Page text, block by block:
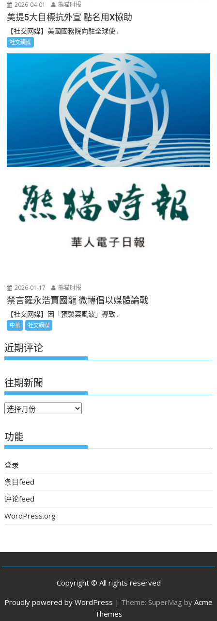
2026-04-01 熊猫时报
美提5大目標抗外宣 點名用X協助
【社交网媒】美國國務院向駐全球使...
社交網媒
2026-01-17 熊猫时报
禁言羅永浩賈國龍 微博倡以媒體論戰
【社交网媒】因「預製菜風波」導致...
中華 社交網媒
近期评论
往期新聞
往
新
聞
功能
登录
条目feed
评论feed
WordPress.org
Copyright © All rights reserved
Proudly powered by WordPress | Theme: SuperMag by Acme
Themes